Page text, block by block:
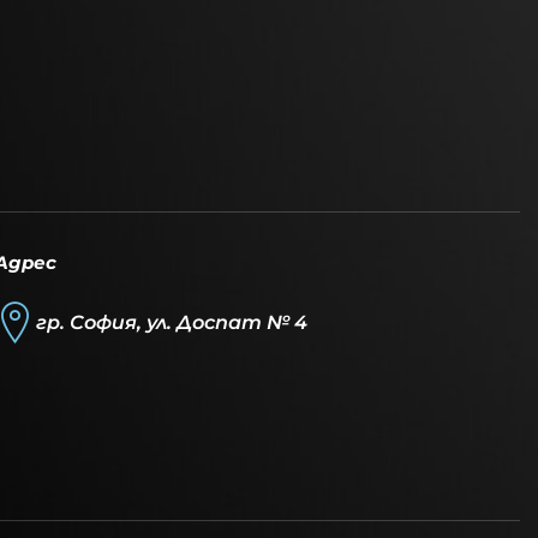
гр. София, ул. Доспат № 4